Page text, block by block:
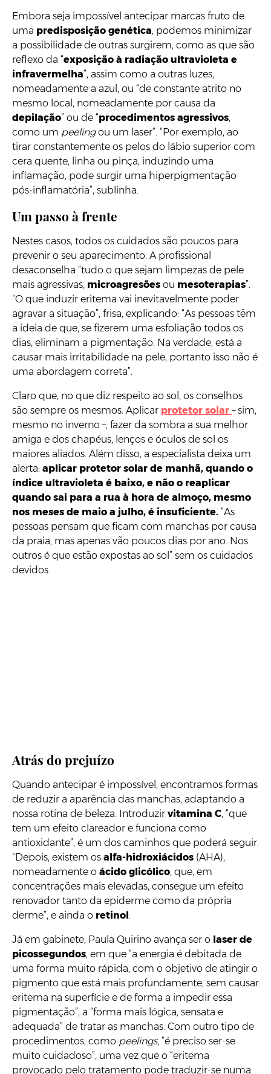
Embora seja impossível antecipar marcas fruto de
uma predisposição genética, podemos minimizar
a possibilidade de outras surgirem, como as que são
reflexo da “exposição à radiação ultravioleta e
infravermelha”, assim como a outras luzes,
nomeadamente a azul, ou “de constante atrito no
mesmo local, nomeadamente por causa da
depilação” ou de “procedimentos agressivos,
como um peelingou um laser”. “Por exemplo, ao
tirar constantemente os pelos do lábio superior com
cera quente, linha ou pinça, induzindo uma
inflamação, pode surgir uma hiperpigmentação
pós-inflamatória”, sublinha.
Um passo à frente
Nestes casos, todos os cuidados são poucos para
prevenir o seu aparecimento. A profissional
desaconselha “tudo o que sejam limpezas de pele
mais agressivas, microagresões ou mesoterapias”.
“O que induzir eritema vai inevitavelmente poder
agravar a situação”, frisa, explicando: “As pessoas têm
a ideia de que, se fizerem uma esfoliação todos os
dias, eliminam a pigmentação. Na verdade, está a
causar mais irritabilidade na pele, portanto isso não é
uma abordagem correta”.
Claro que, no que diz respeito ao sol, os conselhos
são sempre os mesmos. Aplicar protetor solar – sim,
mesmo no inverno –, fazer da sombra a sua melhor
amiga e dos chapéus, lenços e óculos de sol os
maiores aliados. Além disso, a especialista deixa um
alerta: aplicar protetor solar de manhã, quando o
índice ultravioleta é baixo, e não o reaplicar
quando sai para a rua à hora de almoço, mesmo
nos meses de maio a julho, é insuficiente. “As
pessoas pensam que ficam com manchas por causa
da praia, mas apenas vão poucos dias por ano. Nos
outros é que estão expostas ao sol” sem os cuidados
devidos.
Atrás do prejuízo
Quando antecipar é impossível, encontramos formas
de reduzir a aparência das manchas, adaptando a
nossa rotina de beleza. Introduzir vitamina C, “que
tem um efeito clareador e funciona como
antioxidante”, é um dos caminhos que poderá seguir.
“Depois, existem os alfa-hidroxiácidos (AHA),
nomeadamente o ácido glicólico, que, em
concentrações mais elevadas, consegue um efeito
renovador tanto da epiderme como da própria
derme”, e ainda o retinol
Já em gabinete, Paula Quirino avança ser o laser de
picossegundos, em que “a energia é debitada de
uma forma muito rápida, com o objetivo de atingir o
pigmento que está mais profundamente, sem causar
eritema na superfície e de forma a impedir essa
pigmentação”, a “forma mais lógica, sensata e
adequada” de tratar as manchas. Com outro tipo de
procedimentos, como peelings, “é preciso ser-se
muito cuidadoso”, uma vez que o “eritema
provocado pelo tratamento pode traduzir-se numa